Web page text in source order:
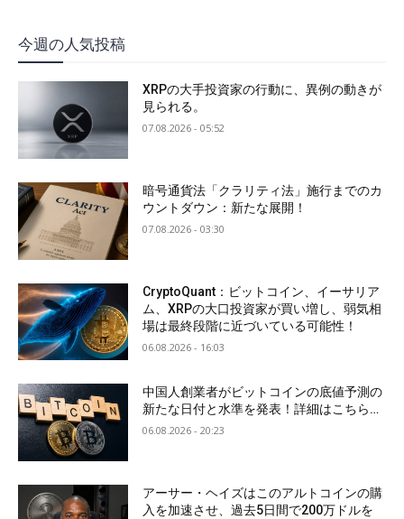
今週の人気投稿
XRPの大手投資家の行動に、異例の動きが
見られる。
07.08.2026 - 05:52
暗号通貨法「クラリティ法」施行までのカ
ウントダウン：新たな展開！
07.08.2026 - 03:30
CryptoQuant：ビットコイン、イーサリア
ム、XRPの大口投資家が買い増し、弱気相
場は最終段階に近づいている可能性！
06.08.2026 - 16:03
中国人創業者がビットコインの底値予測の
新たな日付と水準を発表！詳細はこちら…
06.08.2026 - 20:23
アーサー・ヘイズはこのアルトコインの購
入を加速させ、過去5日間で200万ドルを